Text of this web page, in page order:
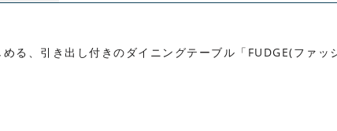
る、引き出し付きのダイニングテーブル「FUDGE(ファッ